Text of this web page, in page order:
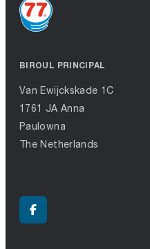
BIROUL PRINCIPAL
Van Ewijckskade 1C
1761 JA Anna
Paulowna
The Netherlands